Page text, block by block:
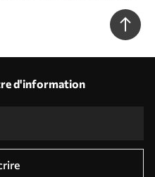
d'information